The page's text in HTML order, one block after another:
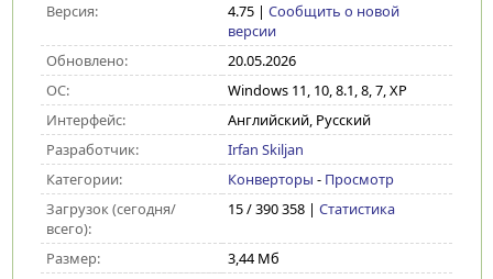
Версия:
4.75| Сообщить о новой
версии
Обновлено:
20.05.2026
ОС:
Windows 11, 10, 8.1, 8, 7, XP
Интерфейс:
Английский, Русский
Разработчик:
Irfan Skiljan
Категории:
Конверторы - Просмотр
Загрузок (сегодня/
всего):
15 / 390 358 | Статистика
Размер: 3,44 Мб